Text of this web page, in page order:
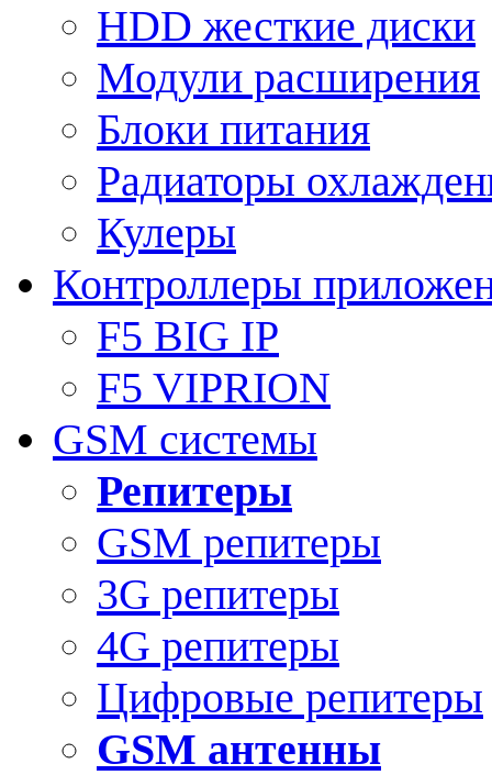
HDD жесткие диски
Модули расширения
Блоки питания
Радиаторы
Кулеры
Контроллеры
F5 BIG IP
F5 VIPRION
GSM системы
Репитеры
GSM репитеры
3G репитеры
4G репитеры
Цифровые репитеры
GSM антенны